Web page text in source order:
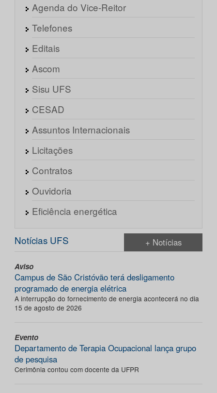
Agenda do Vice-Reitor
Telefones
Editais
Ascom
Sisu UFS
CESAD
Assuntos Internacionais
Licitações
Contratos
Ouvidoria
Eficiência energética
Notícias UFS + Notícias
Aviso
Campus de São Cristóvão terá desligamento
programado de energia elétrica
A interrupção do fornecimento de energia acontecerá no dia
15 de agosto de 2026
Evento
Departamento de Terapia Ocupacional lança grupo
de pesquisa
Cerimônia contou com docente da UFPR